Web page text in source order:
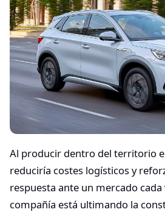
Al producir dentro del territorio
reduciría costes logísticos y
respuesta ante un mercado cada
compañía está ultimando la